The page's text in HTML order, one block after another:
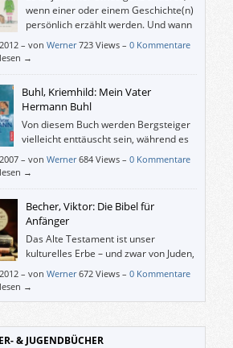
wenn einer oder einem Geschichte(n)
persönlich erzählt werden. Und wann
können Kinder von heute schon mit
des Holocaust sprechen?
die Linzer Jüdin Ilse Mass über ihre
den Nazis aus Österreich über
nach Israel.
das sich sowohl für den Volksschul-
als auch für eine Auseinandersetzung
Nationalsozialismus zu Hause empfiehlt.
– von Werner 723 Views – 0 Kommentare
→
Buhl, Kriemhild: Mein Vater
Hermann Buhl
Von diesem Buch werden Bergsteiger
vielleicht enttäuscht sein, während es
andere unter Umständen gar nicht
es ist weder eine Hymne an noch
Zeitdokument, das mehr Themen
als sich hinter dem Titel verbergen.
– von Werner 684 Views – 0 Kommentare
→
Becher, Viktor: Die Bibel für
Anfänger
Das Alte Testament ist unser
kulturelles Erbe – und zwar von Juden,
Christen und Moslems. Der
Viktor Becher hat eine
damit wir uns eine eigene Meinung bilden
– von Werner 672 Views – 0 Kommentare
→
& JUGENDBÜCHER